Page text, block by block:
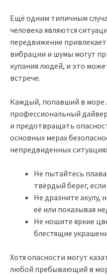
Ещё одним типичным
человека являются
передвижение
вибрации и шумы могут
купания людей, и это
встрече.
Каждый, попавший в море
профессиональный
и предотвращать
основных мерах
непредвиденных
Не пытайтесь
твёрдый берег,
Не дразните акулу,
её или показывая
Не ношите яркие
блестящие
Хотя опасности могут
любой пребывающий в